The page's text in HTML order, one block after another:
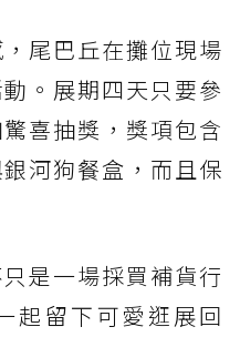
尾巴丘在攤位現場
。展期四天只要參
喜抽獎，獎項包含
河狗餐盒，而且保
是一場採買補貨行
起留下可愛逛展回